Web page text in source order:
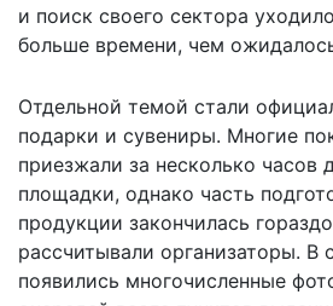
и поиск своего сектора
больше времени, чем
Отдельной темой стали
подарки и сувениры. Многие
приезжали за несколько часов
площадки, однако часть
продукции закончилась
рассчитывали организаторы. В
появились многочисленные